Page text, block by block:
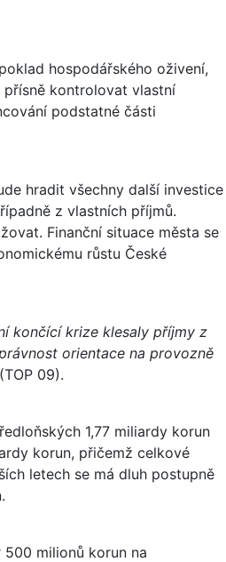
hospodářského oživení,
kontrolovat vlastní
podstatné části
hradit všechny další investice
z vlastních příjmů.
Finanční situace města se
růstu České
končící krize klesaly příjmy z
orientace na provozně
09).
1,77 miliardy korun
korun, přičemž celkové
letech se má dluh postupně
milionů korun na